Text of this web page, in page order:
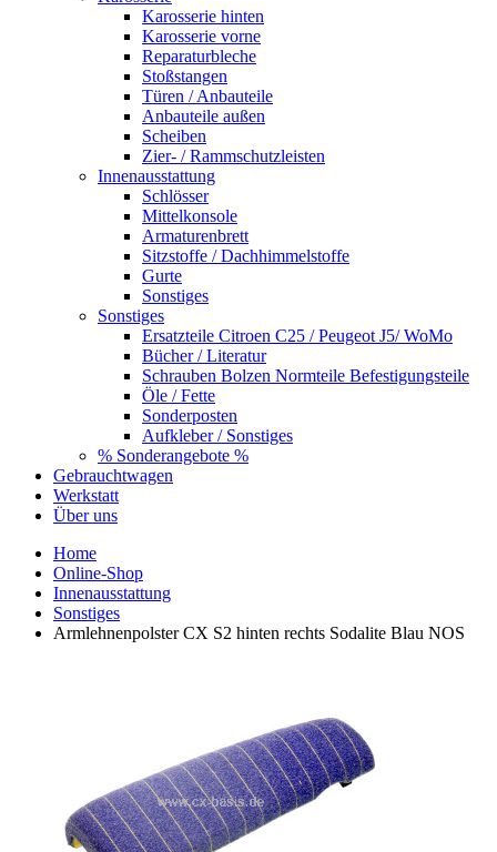
Karosserie hinten
Karosserie vorne
Reparaturbleche
Stoßstangen
Türen / Anbauteile
Anbauteile außen
Scheiben
Zier- / Rammschutzleisten
Innenausstattung
Schlösser
Mittelkonsole
Armaturenbrett
Sitzstoffe / Dachhimmelstoffe
Gurte
Sonstiges
Sonstiges
Ersatzteile Citroen C25 / Peugeot J5/ WoMo
Bücher / Literatur
Schrauben Bolzen Normteile Befestigungsteile
Öle / Fette
Sonderposten
Aufkleber / Sonstiges
% Sonderangebote %
Gebrauchtwagen
Werkstatt
Über uns
Home
Online-Shop
Innenausstattung
Sonstiges
Armlehnenpolster CX S2 hinten rechts Sodalite Blau NOS